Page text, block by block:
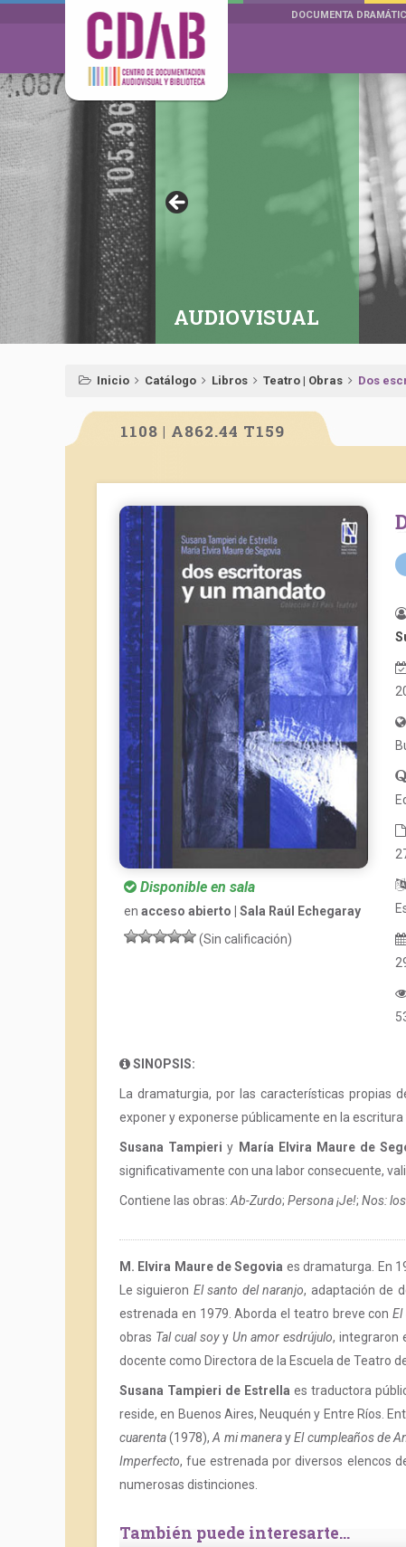
DOCUMENTA
AUDIOVISUAL
Inicio Catálogo Libros Teatro | Obras Dos
1108 | A862.44 T159
Disponible en sala
en acceso abierto | Sala Raúl Echegaray
(Sin calificación)
SINOPSIS:
La dramaturgia, por las características propias
exponer y exponerse públicamente en la
Susana Tampieri y María Elvira Maure de
significativamente con una labor consecuente,
Contiene las obras: Ab-Zurdo; Persona ¡Je!; Nos:
M. Elvira Maure de Segovia es dramaturga. En
Le siguieron El santo del naranjo, adaptación de
estrenada en 1979. Aborda el teatro breve conEl
obras Tal cual soyy Un amor esdrújulo, integraron
docente como Directora de la Escuela de Teatro
Susana Tampieri de Estrella es traductora
reside, en Buenos Aires, Neuquén y Entre Ríos.
cuarenta(1978),A mi manerayEl cumpleaños de
Imperfecto, fue estrenada por diversos elencos
numerosas distinciones.
También puede interesarte...